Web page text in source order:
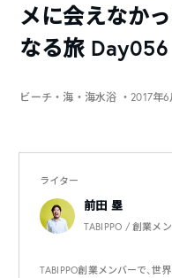
メに会えなか
なる旅 Day056
ビーチ・海・海水浴 ・2017年
ライター
前田 塁
TABIPPO / 創業メ
TABIPPO創業メンバーで、世